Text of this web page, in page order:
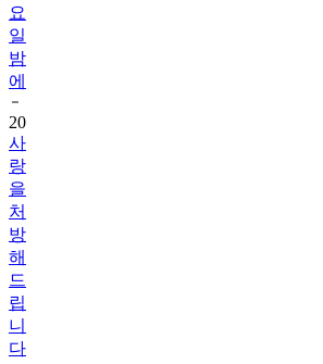
요
일
밤
에
20
사
랑
을
처
방
해
드
립
니
다